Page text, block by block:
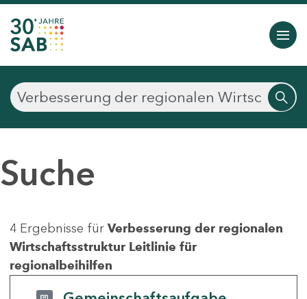
Suche
4 Ergebnisse für Verbesserung der regionalen
Wirtschaftsstruktur Leitlinie für
regionalbeihilfen